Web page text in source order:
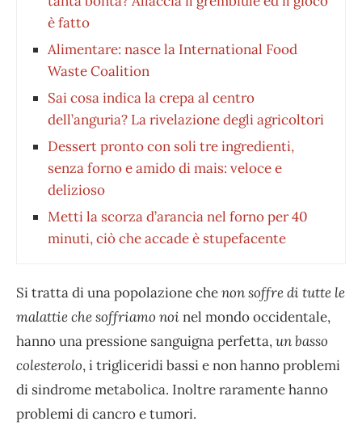
è fatto
Alimentare: nasce la International Food
Waste Coalition
Sai cosa indica la crepa al centro
dell’anguria? La rivelazione degli agricoltori
Dessert pronto con soli tre ingredienti,
senza forno e amido di mais: veloce e
delizioso
Metti la scorza d’arancia nel forno per 40
minuti, ciò che accade è stupefacente
Si tratta di una popolazione chenon soffre di tutte le
malattie che soffriamo noi nel mondo occidentale,
hanno una pressione sanguigna perfetta,un basso
colesterolo, i trigliceridi bassi e non hanno problemi
di sindrome metabolica. Inoltre raramente hanno
problemi di cancro e tumori.